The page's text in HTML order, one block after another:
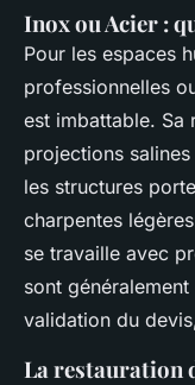
Inox ou Acier :
Pour les espaces
professionnelles
est imbattable. Sa
projections
les structures
charpentes
se travaille avec
sont
validation du
La restauration